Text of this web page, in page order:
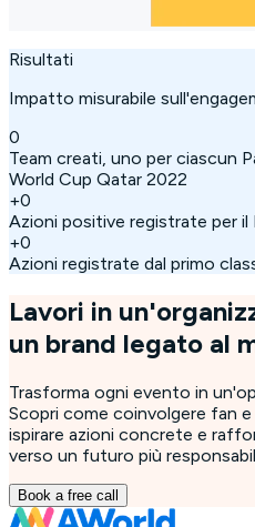
Risultati
Impatto misurabile
0
Team creati, uno per ciascun
World Cup Qatar 2022
+0
Azioni positive registrate per il
+0
Azioni registrate dal primo
Lavori in
un brand legato al
Trasforma ogni evento in
Scopri come coinvolgere fan
ispirare azioni concrete e
verso un futuro più
Book a free call